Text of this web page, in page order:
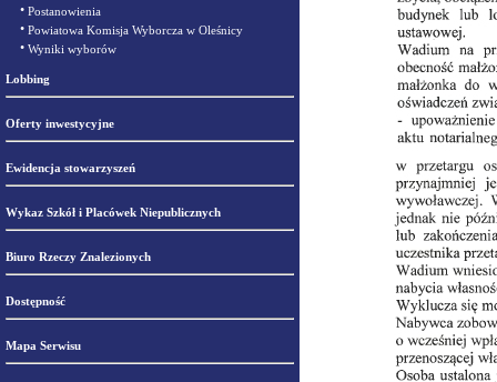
• Postanowienia
• Powiatowa Komisja Wyborcza w Oleśnicy
• Wyniki wyborów
Lobbing
Oferty inwestycyjne
Ewidencja stowarzyszeń
Wykaz Szkół i Placówek Niepublicznych
Biuro Rzeczy Znalezionych
Dostępność
Mapa Serwisu